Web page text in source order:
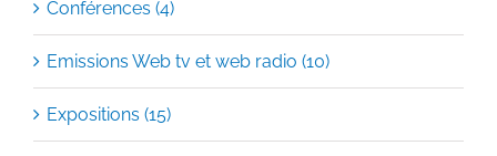
Conférences (4)
Emissions Web tv et web radio (10)
Expositions (15)